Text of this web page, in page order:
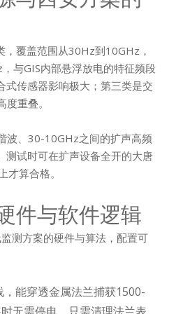
覆盖范围从30Hz到10GHz，
与GIS内部悬浮放电的特征频段
式传感器影响极大；第三类是交
重叠。
波、30-10GHz之间的扩声高频
测试时可在扩声设备全开的大唐
算合格。
件与软件逻辑
测方案的硬件与算法，配置可
，能穿透金属法兰捕获1500-